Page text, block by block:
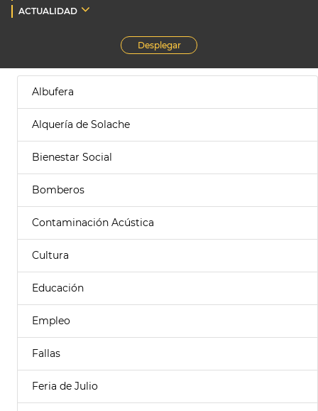
ACTUALIDAD
Desplegar
Albufera
Alquería de Solache
Bienestar Social
Bomberos
Contaminación Acústica
Cultura
Educación
Empleo
Fallas
Feria de Julio